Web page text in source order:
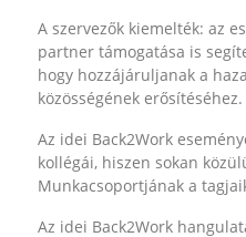
A szervezők kiemelték: az
partner támogatása is
hogy hozzájáruljanak a
közösségének erősítéséhez.
Az idei Back2Work
kollégái, hiszen sokan
Munkacsoportjának a
Az idei Back2Work